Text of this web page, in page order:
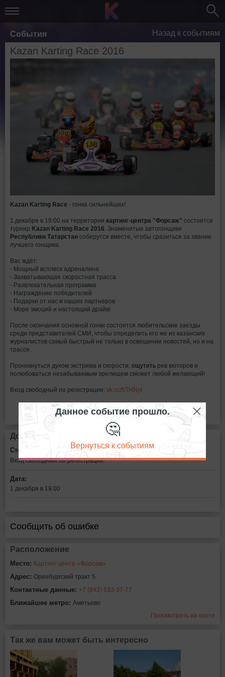
События Назад к событиям
Kazan Karting Race 2016
Kazan Karting Race - гонка сильнейших!
1 декабря в 19:00 на территории картинг-центра "Форсаж" состоится
турнир Kazan Karting Race 2016. Знаменитые автогонщики
Республики Татарстан соберутся вместе, чтобы сразиться за звание
лучшего гонщика.
Вас ждёт:
- Мощный всплеск адреналина
- Захватывающая скоростная трасса
- Развлекательная программа
- Награждение победителей
- Подарки от нас и наших партнеров
- Море эмоций и настоящий драйв!
После окончания основной гонки состоятся любительские заезды
среди представителей СМИ, чтобы определить кто же из казанских
журналистов самый быстрый не только в освещении новостей, но и на
трассе.
Проникнуться духом экстрима и скорости, ощутить рев моторов и
полюбоваться незабываемым зрелищем сможет любой желающий!
Вход свободный по регистрации: vk.cc/5THNyr
Дополнительная информация
Стоимость билетов:
Вход свободный по регистрации
Дата:
1 декабря в 19:00
Сообщить об ошибке
Расположение
Место: Картинг-центр «Форсаж»
Адрес: Оренбургский тракт 5
Контактные данные: +7 (843) 533-37-77
Ближайшее метро: Аметьево
Просмотреть на карте
Так же вам может быть интересно
Данное событие прошло.
🤔
Вернуться к событиям